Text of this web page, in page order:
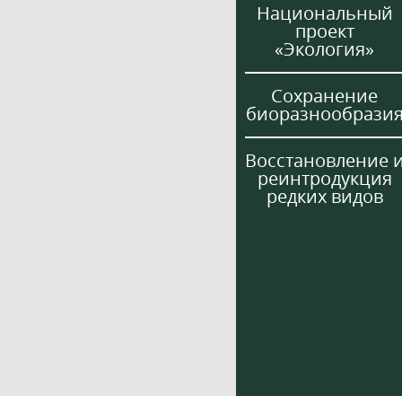
Национальный
проект
«Экология»
Сохранение
Восстановление
реинтродукция
редких видов